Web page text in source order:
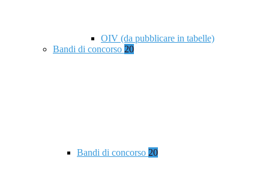
OIV (da pubblicare in tabelle)
Bandi di concorso 20
Bandi di concorso 20